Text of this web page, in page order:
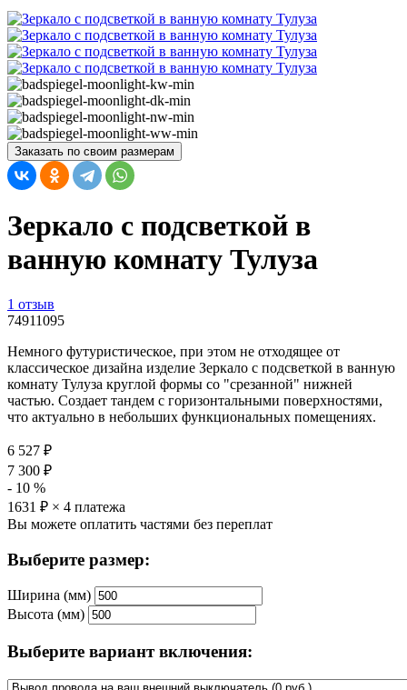
Заказать по своим размерам
Зеркало с подсветкой в
ванную комнату Тулуза
1 отзыв
74911095
Немного футуристическое, при этом не отходящее от
классическое дизайна изделие Зеркало с подсветкой в ванную
комнату Тулуза круглой формы со "срезанной" нижней
частью. Создает тандем с горизонтальными поверхностями,
что актуально в небольших функциональных помещениях.
6 527 ₽
7 300 ₽
- 10 %
1631 ₽ × 4 платежа
Вы можете оплатить частями без переплат
Выберите размер:
Ширина (мм)
Высота (мм)
Выберите вариант включения: